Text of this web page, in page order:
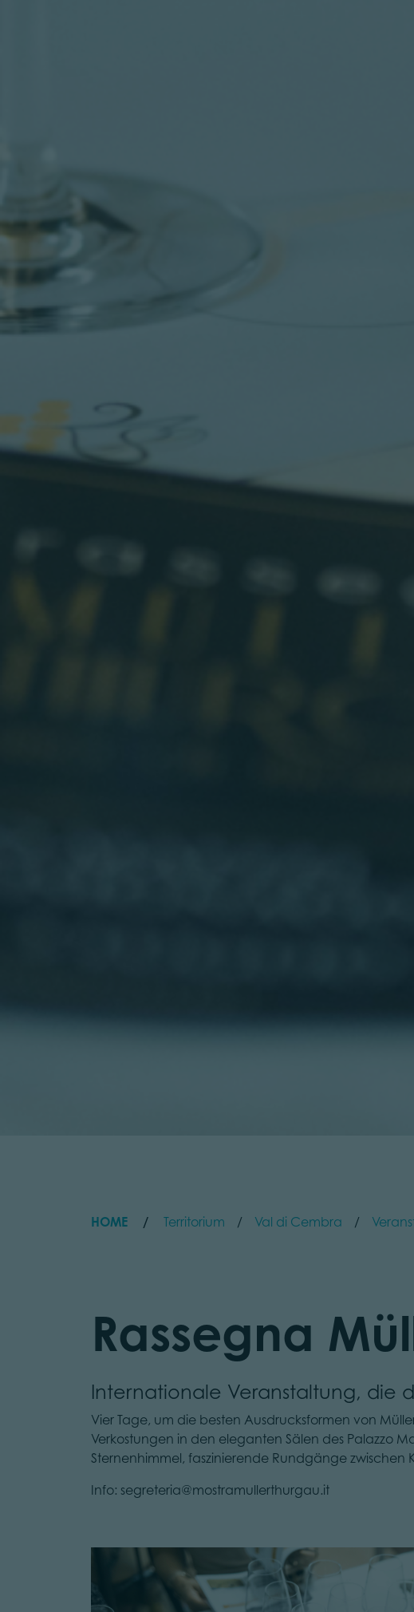
HOME Territorium Val di Cembra
Rassegna
Internationale Veranstaltung, die
Vier Tage, um die besten Ausdrucksformen von
Verkostungen in den eleganten Sälen des Palazzo
Sternenhimmel, faszinierende Rundgänge zwischen
Info: segreteria@mostramullerthurgau.it